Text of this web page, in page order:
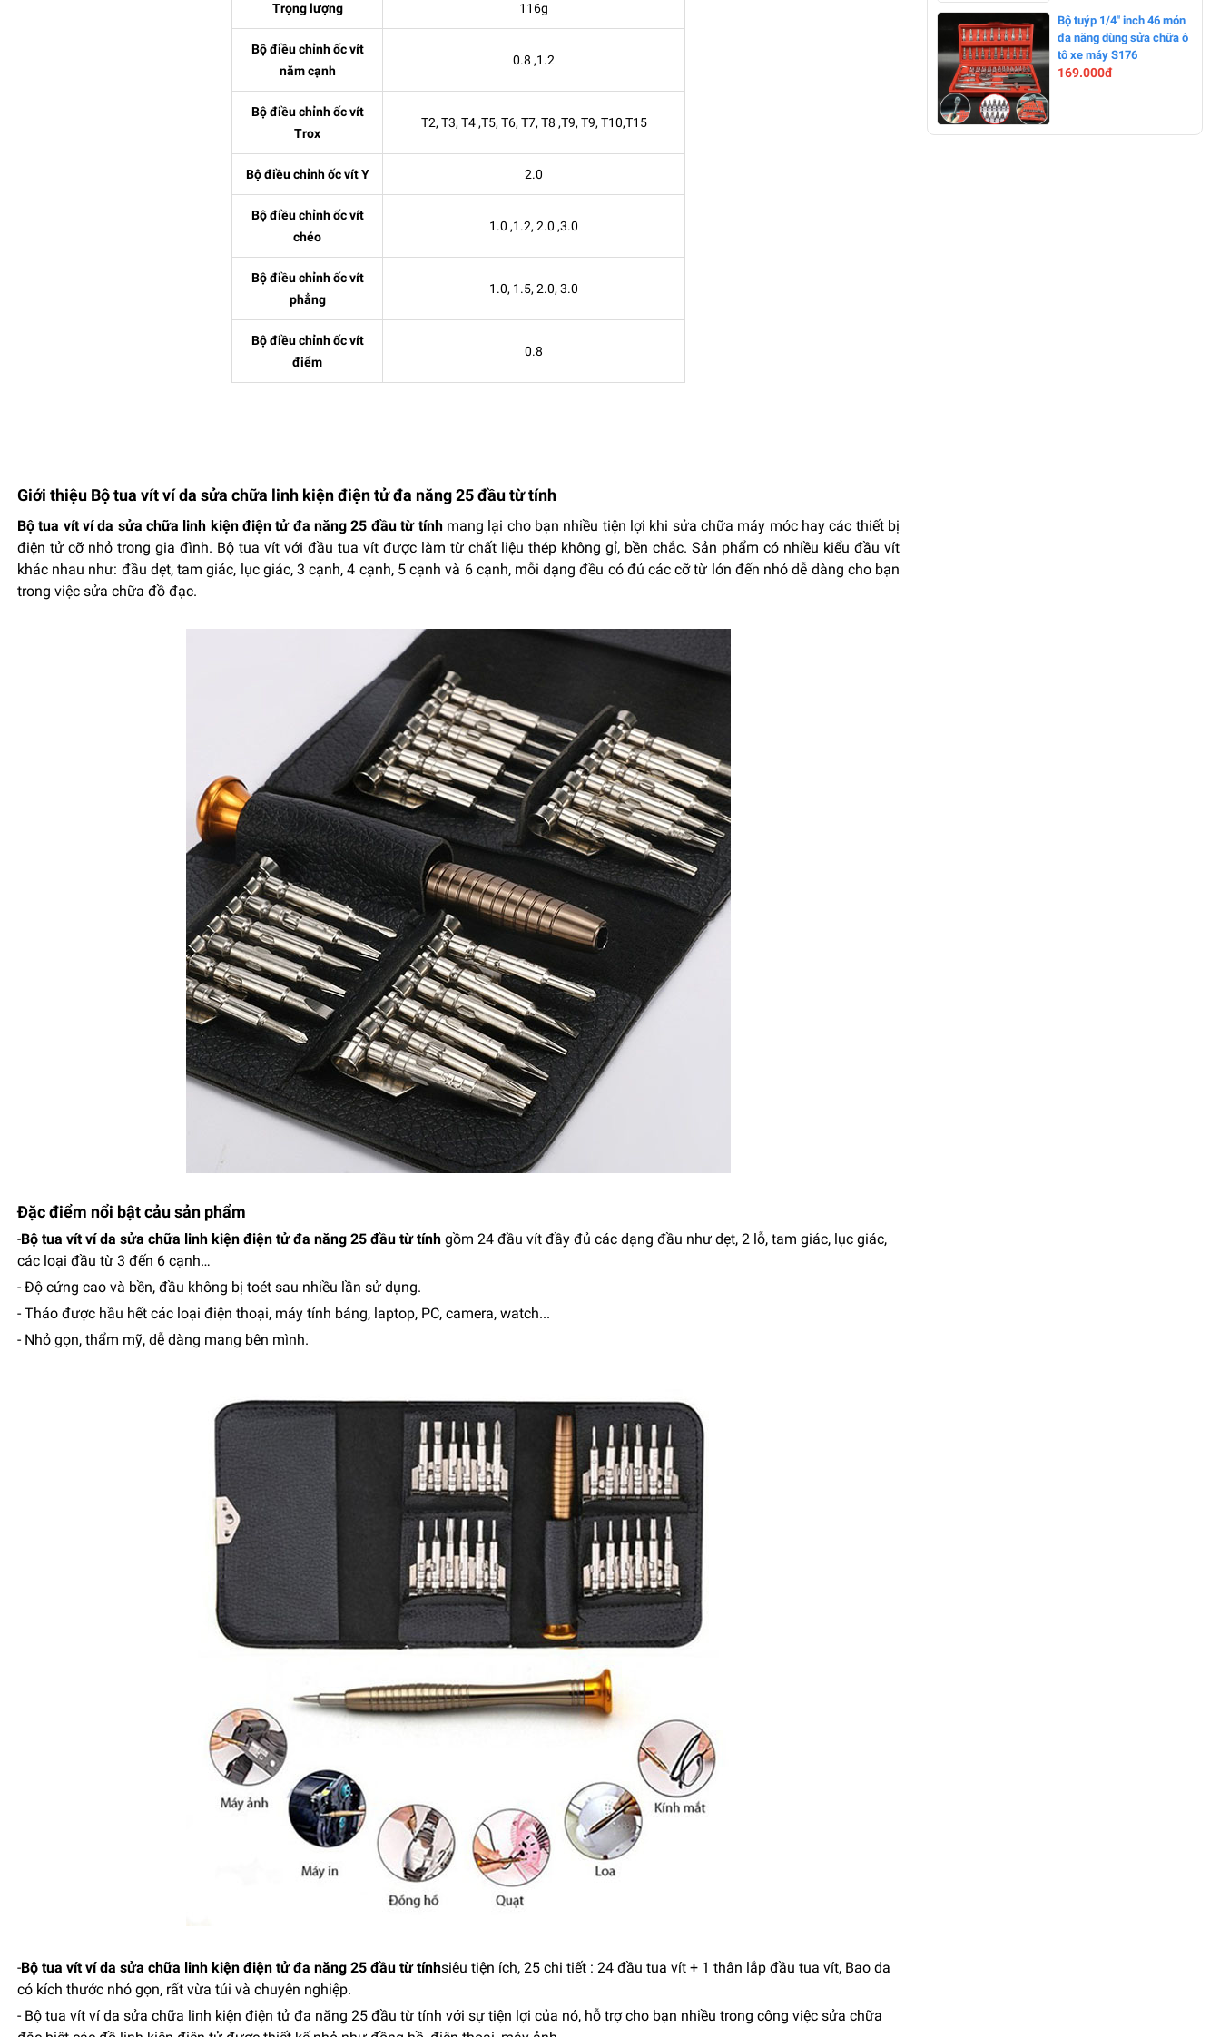
Trọng lượng 116g
Bộ điều chỉnh ốc vít
năm cạnh
0.8 ,1.2
Bộ điều chỉnh ốc vít
Trox
T2, T3, T4 ,T5, T6, T7, T8 ,T9, T9, T10,T15
Bộ điều chỉnh ốc vít Y 2.0
Bộ điều chỉnh ốc vít
chéo
1.0 ,1.2, 2.0 ,3.0
Bộ điều chỉnh ốc vít
phẳng
1.0, 1.5, 2.0, 3.0
Bộ điều chỉnh ốc vít
điểm
0.8
Giới thiệu Bộ tua vít ví da sửa chữa linh kiện điện tử đa năng 25 đầu từ tính
Bộ tua vít ví da sửa chữa linh kiện điện tử đa năng 25 đầu từ tính mang lại cho bạn nhiều tiện lợi khi sửa chữa máy móc hay các thiết bị
điện tử cỡ nhỏ trong gia đình. Bộ tua vít với đầu tua vít được làm từ chất liệu thép không gỉ, bền chắc. Sản phẩm có nhiều kiểu đầu vít
khác nhau như: đầu dẹt, tam giác, lục giác, 3 cạnh, 4 cạnh, 5 cạnh và 6 cạnh, mỗi dạng đều có đủ các cỡ từ lớn đến nhỏ dễ dàng cho bạn
trong việc sửa chữa đồ đạc.
Đặc điểm nổi bật cảu sản phẩm
-Bộ tua vít ví da sửa chữa linh kiện điện tử đa năng 25 đầu từ tính gồm 24 đầu vít đầy đủ các dạng đầu như dẹt, 2 lỗ, tam giác, lục giác,
các loại đầu từ 3 đến 6 cạnh…
- Độ cứng cao và bền, đầu không bị toét sau nhiều lần sử dụng.
- Tháo được hầu hết các loại điện thoại, máy tính bảng, laptop, PC, camera, watch...
- Nhỏ gọn, thẩm mỹ, dễ dàng mang bên mình.
-Bộ tua vít ví da sửa chữa linh kiện điện tử đa năng 25 đầu từ tínhsiêu tiện ích, 25 chi tiết : 24 đầu tua vít + 1 thân lắp đầu tua vít, Bao da
có kích thước nhỏ gọn, rất vừa túi và chuyên nghiệp.
- Bộ tua vít ví da sửa chữa linh kiện điện tử đa năng 25 đầu từ tính với sự tiện lợi của nó, hỗ trợ cho bạn nhiều trong công việc sửa chữa
-0%
-13%
Bộ tuýp 1/4" inch 46 món
đa năng dùng sửa chữa ô
tô xe máy S176
169.000đ